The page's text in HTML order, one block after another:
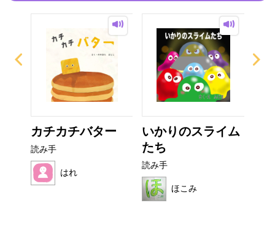
カチカチバター
読み手
はれ
いかりのスライム
たち
読み手
ほこみ